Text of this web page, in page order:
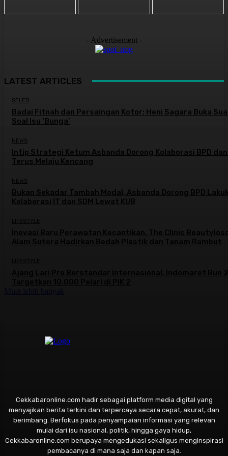
- Advertisement -
LATEST ARTICLES
SELEB
Badai Fitnah dan Persaingan Kotor: Heni Sagara Buka
Soal Isu ‘Bunga’
NEWS
Intip Strategi Ketum Asbanda Dorong Kolaborasi BPD dan
Terus Melaju Kencang
NEWS
Bukan Sekadar Tambah Modal, Asbanda Dorong BPD
Kolaborasi IT dan SDM Lewat KUB
LIFESTYLE
Inovasi Baru Perawatan Kecantikan, The Clinic
Cekkabaronline.com hadir sebagai platform media digital yang
menyajikan berita terkini dan terpercaya secara cepat, akurat, dan
berimbang. Berfokus pada penyampaian informasi yang relevan
mulai dari isu nasional, politik, hingga gaya hidup,
Cekkabaronline.com berupaya mengedukasi sekaligus menginspirasi
pembacanya di mana saja dan kapan saja.